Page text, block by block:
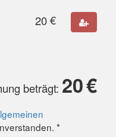
20€
beträgt: 20€
*